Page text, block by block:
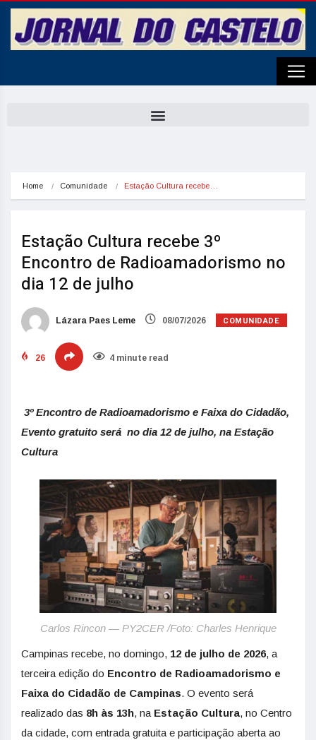
Home Comunidade Estação Cultura recebe…
Estação Cultura recebe 3º
Encontro de Radioamadorismo no
dia 12 de julho
Lázara Paes Leme 08/07/2026 COMUNIDADE
26 4 minute read
3º Encontro de Radioamadorismo e Faixa do Cidadão,
Evento gratuito será no dia 12 de julho, na Estação
Cultura
Carlos Rincon — PY2CER /Foto: Charles Henrique
Campinas recebe, no domingo, 12 de julho de 2026, a
terceira edição do Encontro de Radioamadorismo e
Faixa do Cidadão de Campinas. O evento será
realizado das 8h às 13h, na Estação Cultura, no Centro
da cidade, com entrada gratuita e participação aberta ao